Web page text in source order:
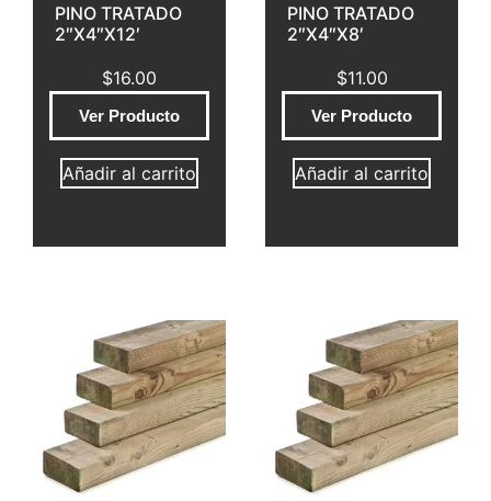
PINO TRATADO
2″X4″X12′
$16.00
Ver Producto
Añadir al carrito
PINO TRATADO
2″X4″X8′
$11.00
Ver Producto
Añadir al carrito